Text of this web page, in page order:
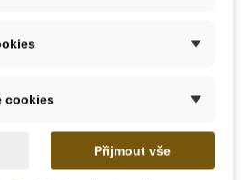
let.
ekologických hraček
cookies
Přijmout vše